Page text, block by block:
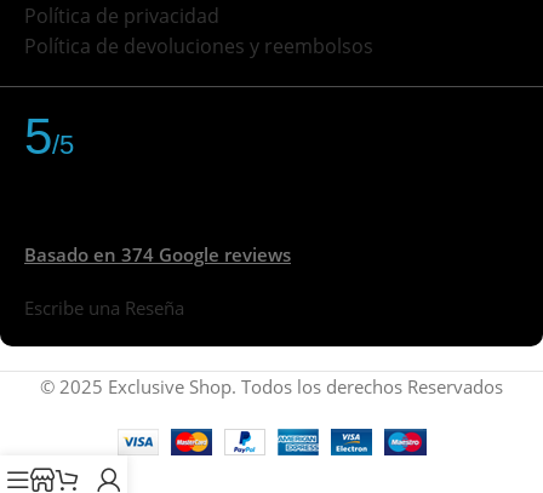
Política de privacidad
Política de devoluciones y reembolsos
5/5
Basado en 374 Google reviews
Escribe una Reseña
© 2025 Exclusive Shop. Todos los derechos Reservados